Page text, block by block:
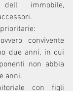
immobile,
convivente
due anni, in cui
non abbia
anni.
con figli